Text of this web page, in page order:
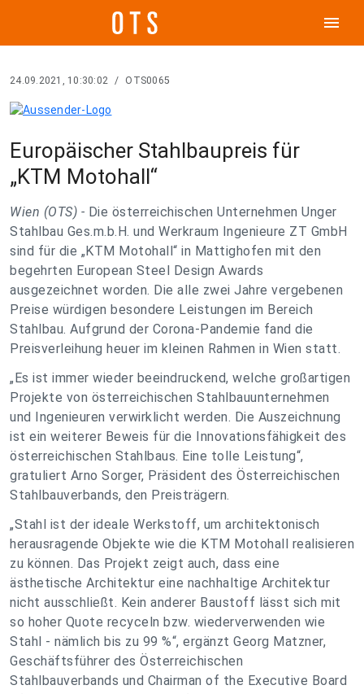
menu
24.09.2021, 10:30:02 / OTS0065
Europäischer Stahlbaupreis für
„KTM Motohall“
Wien (OTS) - Die österreichischen Unternehmen Unger
Stahlbau Ges.m.b.H. und Werkraum Ingenieure ZT GmbH
sind für die „KTM Motohall“ in Mattighofen mit den
begehrten European Steel Design Awards
ausgezeichnet worden. Die alle zwei Jahre vergebenen
Preise würdigen besondere Leistungen im Bereich
Stahlbau. Aufgrund der Corona-Pandemie fand die
Preisverleihung heuer im kleinen Rahmen in Wien statt.
„Es ist immer wieder beeindruckend, welche großartigen
Projekte von österreichischen Stahlbauunternehmen
und Ingenieuren verwirklicht werden. Die Auszeichnung
ist ein weiterer Beweis für die Innovationsfähigkeit des
österreichischen Stahlbaus. Eine tolle Leistung“,
gratuliert Arno Sorger, Präsident des Österreichischen
Stahlbauverbands, den Preisträgern.
„Stahl ist der ideale Werkstoff, um architektonisch
herausragende Objekte wie die KTM Motohall realisieren
zu können. Das Projekt zeigt auch, dass eine
ästhetische Architektur eine nachhaltige Architektur
nicht ausschließt. Kein anderer Baustoff lässt sich mit
so hoher Quote recyceln bzw. wiederverwenden wie
Stahl - nämlich bis zu 99 %“, ergänzt Georg Matzner,
Geschäftsführer des Österreichischen
Stahlbauverbands und Chairman of the Executive Board